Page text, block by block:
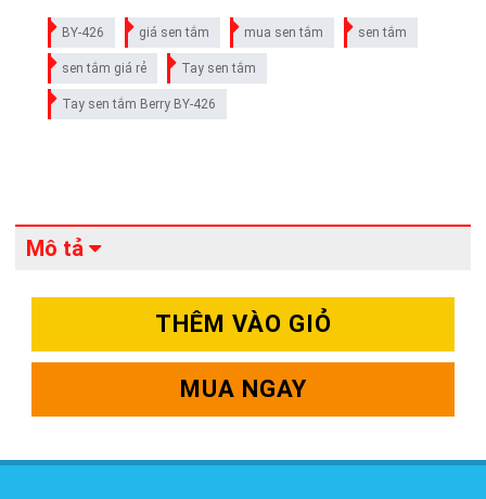
BY-426 giá sen tắm mua sen tắm sen tắm
sen tắm giá rẻ Tay sen tắm
Tay sen tắm Berry BY-426
Mô tả
THÊM VÀO GIỎ
MUA NGAY